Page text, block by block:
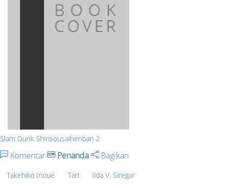
Slam Dunk Shinsousaihenban 2
Komentar Penanda Bagikan
Takehiko Inoue Tari Ilda V. Siregar